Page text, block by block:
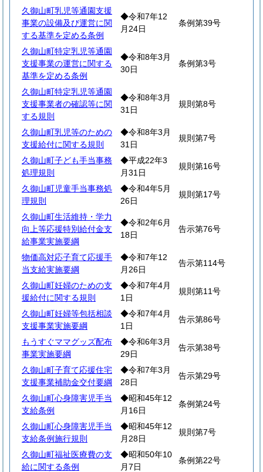
久御山町乳児等通園支援
事業の設備及び運営に関
する基準を定める条例
◆令和7年12
月24日
条例第39号
久御山町特定乳児等通園
支援事業の運営に関する
基準を定める条例
◆令和8年3月
30日
条例第3号
久御山町特定乳児等通園
支援事業者の確認等に関
する規則
◆令和8年3月
31日
規則第8号
久御山町乳児等のための
支援給付に関する規則
◆令和8年3月
31日
規則第7号
久御山町子ども手当事務
処理規則
◆平成22年3
月31日
規則第16号
久御山町児童手当事務処
理規則
◆令和4年5月
26日
規則第17号
久御山町生活維持・学力
向上等応援特別給付金支
給事業実施要綱
◆令和2年6月
18日
告示第76号
物価高対応子育て応援手
当支給実施要綱
◆令和7年12
月26日
告示第114号
久御山町妊婦のための支
援給付に関する規則
◆令和7年4月
1日
規則第11号
久御山町妊婦等包括相談
支援事業実施要綱
◆令和7年4月
1日
告示第86号
もうすぐママグッズ配布
事業実施要綱
◆令和6年3月
29日
告示第38号
久御山町子育て応援住宅
支援事業補助金交付要綱
◆令和7年3月
28日
告示第29号
久御山町心身障害児手当
支給条例
◆昭和45年12
月16日
条例第24号
久御山町心身障害児手当
支給条例施行規則
◆昭和45年12
月28日
規則第7号
久御山町福祉医療費の支
給に関する条例
◆昭和50年10
月7日
条例第22号